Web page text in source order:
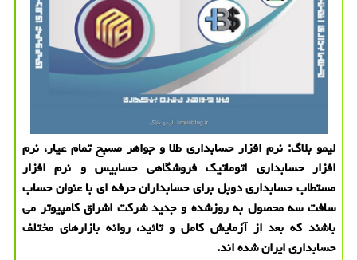
لیمو بلاگ: نرم افزار حسابداری طلا و جواهر مسبح تمام عیار، نرم
افزار حسابداری اتوماتیك فروشگاهی حسابیس و نرم افزار
مستطاب حسابداری دوبل برای حسابداران حرفه ای با عنوان حساب
سافت سه محصول به روزشده و جدید شركت اشراق كامپیوتر می
باشند كه بعد از آزمایش كامل و تائید، روانه بازارهای مختلف
حسابداری ایران شده اند.